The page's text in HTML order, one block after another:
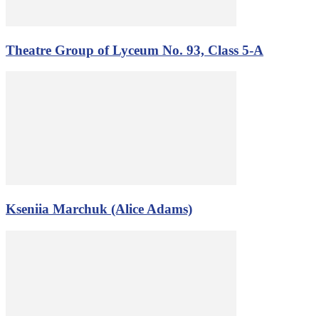
Theatre Group of Lyceum No. 93, Class 5-A
Kseniia Marchuk (Alice Adams)